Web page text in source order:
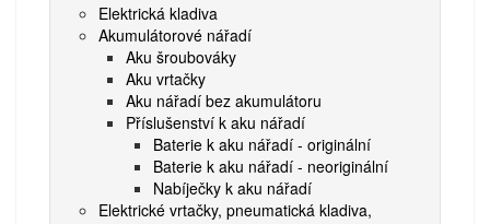
Elektrická kladiva
Akumulátorové nářadí
Aku šroubováky
Aku vrtačky
Aku nářadí bez akumulátoru
Příslušenství k aku nářadí
Baterie k aku nářadí - originální
Baterie k aku nářadí - neoriginální
Nabíječky k aku nářadí
Elektrické vrtačky, pneumatická kladiva,